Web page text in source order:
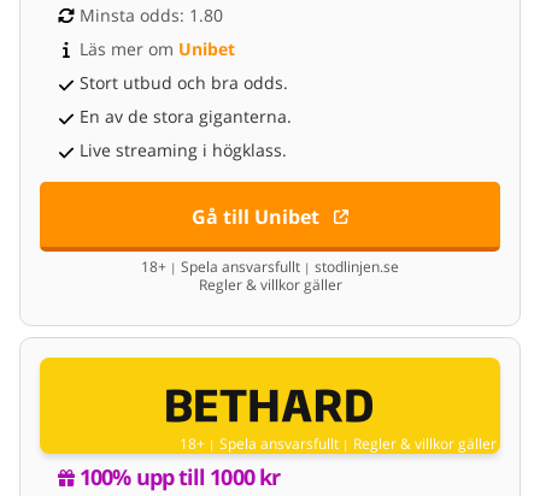
Minsta odds: 1.80
Läs mer om Unibet
Stort utbud och bra odds.
En av de stora giganterna.
Live streaming i högklass.
Gå till Unibet
18+ | Spela ansvarsfullt | stodlinjen.se
Regler & villkor gäller
18+ | Spela ansvarsfullt | Regler & villkor gäller
100% upp till 1000 kr